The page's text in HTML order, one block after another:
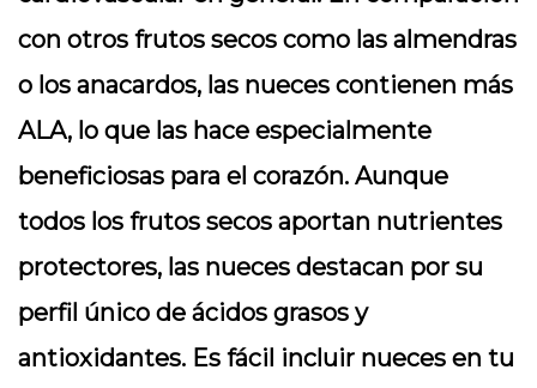
con otros frutos secos como las almendras
o los anacardos, las nueces contienen más
ALA, lo que las hace especialmente
beneficiosas para el corazón. Aunque
todos los frutos secos aportan nutrientes
protectores, las nueces destacan por su
perfil único de ácidos grasos y
antioxidantes. Es fácil incluir nueces en tu